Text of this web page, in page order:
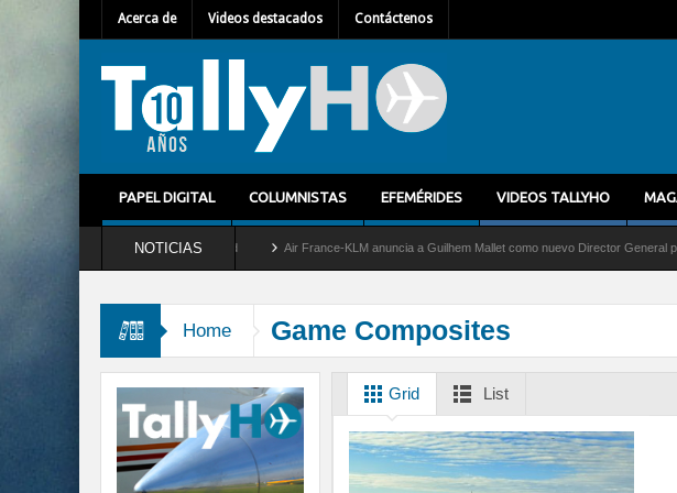
Acerca de Videos destacados Contáctenos
PAPEL DIGITAL COLUMNISTAS EFEMÉRIDES VIDEOS TALLYHO
NOTICIAS
del servicio al C-2 Greyhound Air France-KLM anuncia a Guilhem Mallet como nuevo Director General para
Home Game Composites
Grid List